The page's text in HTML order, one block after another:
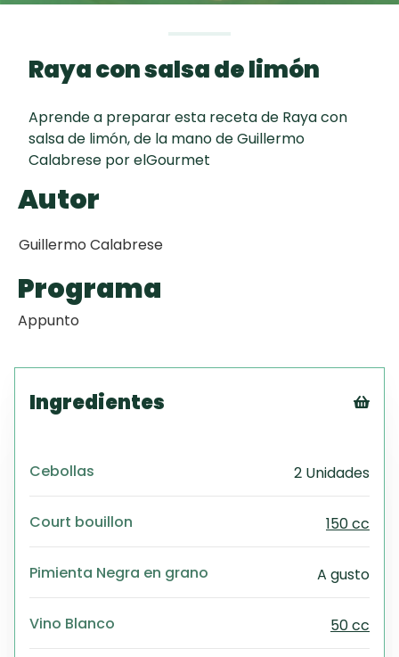
Chispas de
Chocolate
Key Lime Pie
Raya con salsa de limón
Aprende a preparar esta receta de Raya con
salsa de limón, de la mano de Guillermo
Calabrese por elGourmet
Autor
Guillermo Calabrese
Programa
Appunto
Ingredientes
Cebollas 2 Unidades
Court bouillon 150 cc
Pimienta Negra en grano A gusto
Vino Blanco 50 cc